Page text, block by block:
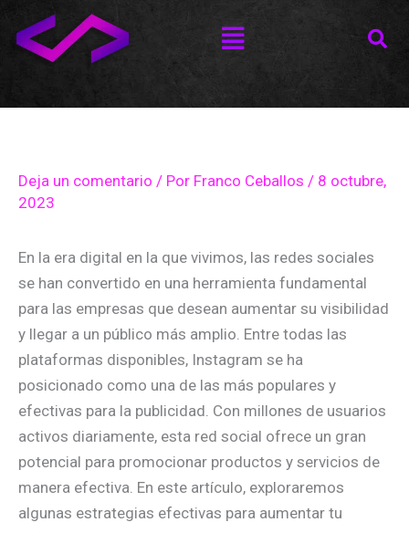
contenido
Menú
Deja un comentario / Por Franco Ceballos / 8 octubre,
2023
En la era digital en la que vivimos, las redes sociales
se han convertido en una herramienta fundamental
para las empresas que desean aumentar su visibilidad
y llegar a un público más amplio. Entre todas las
plataformas disponibles, Instagram se ha
posicionado como una de las más populares y
efectivas para la publicidad. Con millones de usuarios
activos diariamente, esta red social ofrece un gran
potencial para promocionar productos y servicios de
manera efectiva. En este artículo, exploraremos
algunas estrategias efectivas para aumentar tu